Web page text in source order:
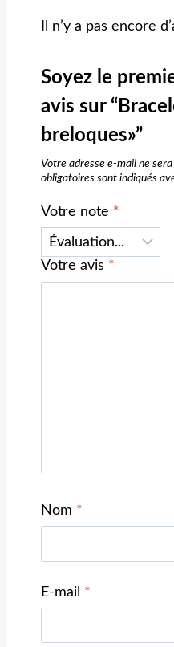
Il n’y a pas encore
Soyez le
avis sur
breloques»”
Votre adresse e-mail ne sera
obligatoires sont indiqués
Votre note *
Votre avis *
Nom *
E-mail *